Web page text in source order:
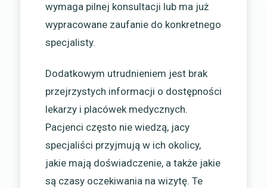
wymaga pilnej konsultacji lub ma już
wypracowane zaufanie do konkretnego
specjalisty.
Dodatkowym utrudnieniem jest brak
przejrzystych informacji o dostępności
lekarzy i placówek medycznych.
Pacjenci często nie wiedzą, jacy
specjaliści przyjmują w ich okolicy,
jakie mają doświadczenie, a także jakie
są czasy oczekiwania na wizytę. Te